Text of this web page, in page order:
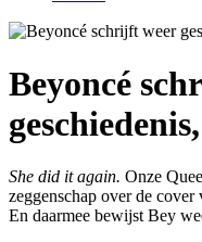
Beyoncé
She did it again. Onze
zeggenschap over de cover
En daarmee bewijst Bey